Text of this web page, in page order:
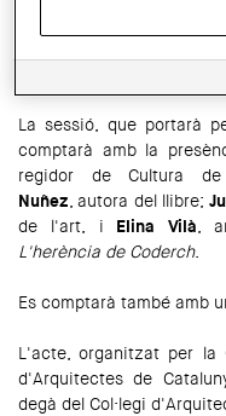
El proper 27 de febrer a
La sessió, que portarà
comptarà amb la
regidor de Cultura
Nuñez , autora del llibre;
de l'art, i Elina Vilà
L'herència de Coderch.
Es comptarà també amb
L'acte, organitzat per la
d'Arquitectes de
degà del Col·legi